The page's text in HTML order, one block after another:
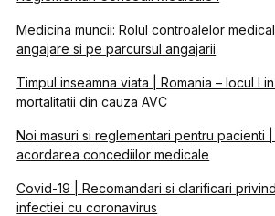
Medicina muncii: Rolul controalelor
angajare si pe parcursul angajarii
Timpul inseamna viata | Romania – locul I
mortalitatii din cauza AVC
Noi masuri si reglementari pentru pacienti
acordarea concediilor medicale
Covid-19 | Recomandari si clarificari
infectiei cu coronavirus